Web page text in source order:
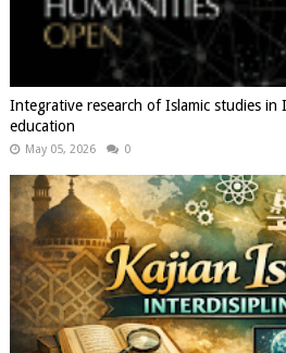
Integrative research of Islamic studies in
education
May 05, 2026 0